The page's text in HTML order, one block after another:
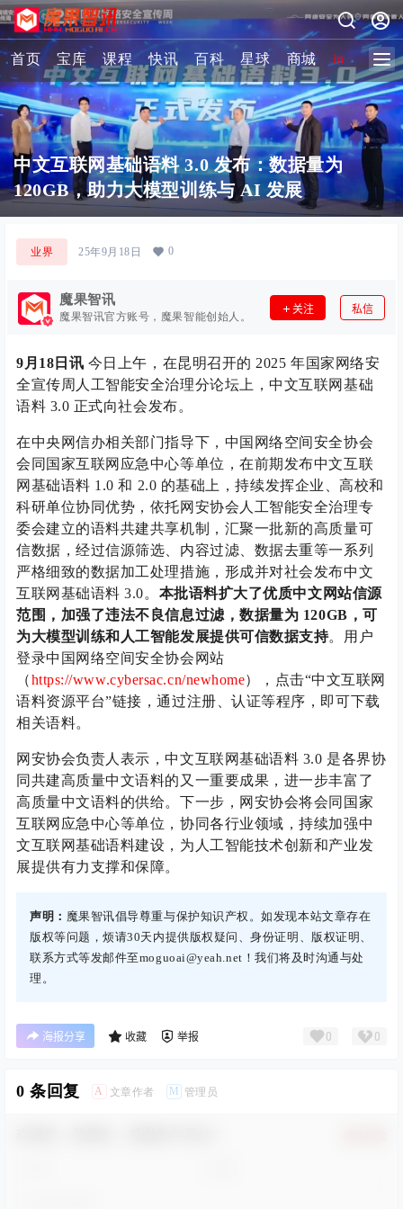
首页 宝库 课程 快讯 百科 星球 商城 image-2
中文互联网基础语料 3.0 发布：数据量为
120GB，助力大模型训练与 AI 发展
业界 25年9月18日 0
魔果智讯
魔果智讯官方账号，魔果智能创始人。
关注 私信
9月18日讯 今日上午，在昆明召开的 2025 年国家网络安
全宣传周人工智能安全治理分论坛上，中文互联网基础
语料 3.0 正式向社会发布。
在中央网信办相关部门指导下，中国网络空间安全协会
会同国家互联网应急中心等单位，在前期发布中文互联
网基础语料 1.0 和 2.0 的基础上，持续发挥企业、高校和
科研单位协同优势，依托网安协会人工智能安全治理专
委会建立的语料共建共享机制，汇聚一批新的高质量可
信数据，经过信源筛选、内容过滤、数据去重等一系列
严格细致的数据加工处理措施，形成并对社会发布中文
互联网基础语料 3.0。 本批语料扩大了优质中文网站信源
范围，加强了违法不良信息过滤，数据量为 120GB，可
为大模型训练和人工智能发展提供可信数据支持。用户
登录中国网络空间安全协会网站
（https://www.cybersac.cn/newhome），点击“中文互联网
语料资源平台”链接，通过注册、认证等程序，即可下载
相关语料。
网安协会负责人表示，中文互联网基础语料 3.0 是各界协
同共建高质量中文语料的又一重要成果，进一步丰富了
高质量中文语料的供给。下一步，网安协会将会同国家
互联网应急中心等单位，协同各行业领域，持续加强中
文互联网基础语料建设，为人工智能技术创新和产业发
展提供有力支撑和保障。
声明： 魔果智讯倡导尊重与保护知识产权。如发现本站文章存在
版权等问题，烦请30天内提供版权疑问、身份证明、版权证明、
联系方式等发邮件至moguoai@yeah.net！我们将及时沟通与处
理。
海报分享 收藏 举报 0 0
0 条回复 A 文章作者 M 管理员